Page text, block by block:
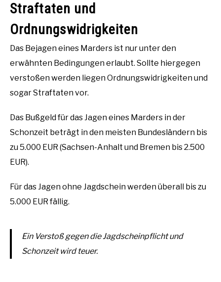
Straftaten und
Ordnungswidrigkeiten
Das Bejagen eines Marders ist nur unter den
erwähnten Bedingungen erlaubt. Sollte hiergegen
verstoßen werden liegen Ordnungswidrigkeiten und
sogar Straftaten vor.
Das Bußgeld für das Jagen eines Marders in der
Schonzeit beträgt in den meisten Bundesländern bis
zu 5.000 EUR (Sachsen-Anhalt und Bremen bis 2.500
EUR).
Für das Jagen ohne Jagdschein werden überall bis zu
5.000 EUR fällig.
Ein Verstoß gegen die Jagdscheinpflicht und
Schonzeit wird teuer.